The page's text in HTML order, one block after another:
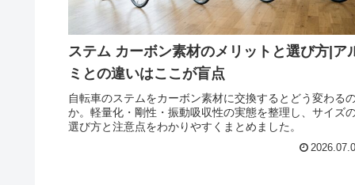
ステム カーボン素材のメリットと選び方|ア
ミとの違いはここが盲点
自転車のステムをカーボン素材に交換するとどう変わる
か。軽量化・剛性・振動吸収性の実態を整理し、サイズ
選び方と注意点をわかりやすくまとめました。